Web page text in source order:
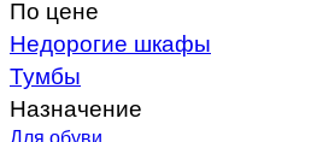
По цене
Недорогие шкафы
Тумбы
Назначение